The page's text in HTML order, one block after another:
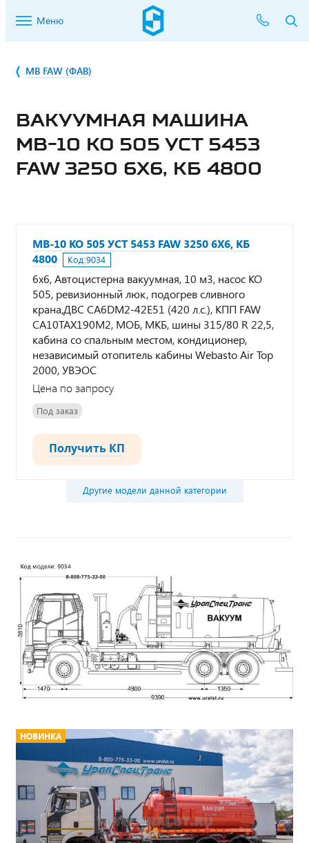
Меню
МВ FAW (ФАВ)
ВАКУУМНАЯ МАШИНА
МВ-10 КО 505 УСТ 5453
FAW 3250 6Х6, КБ 4800
МВ-10 КО 505 УСТ 5453 FAW 3250 6Х6, КБ
4800
Код:9034
6х6, Автоцистерна вакуумная, 10 м3, насос КО
505, ревизионный люк, подогрев сливного
крана,ДВС CA6DM2-42E51 (420 л.с.), КПП FAW
CA10TAX190M2, МОБ, МКБ, шины 315/80 R 22,5,
кабина со спальным местом, кондиционер,
независимый отопитель кабины Webasto Air Top
2000, УВЭОС
Цена по запросу
Под заказ
Получить КП
Другие модели данной категории
НОВИНКА